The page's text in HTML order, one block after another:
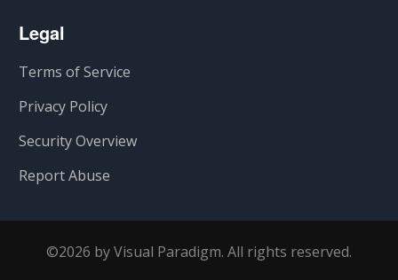
Legal
Terms of Service
Privacy Policy
Security Overview
Report Abuse
©2026 by Visual Paradigm. All rights reserved.